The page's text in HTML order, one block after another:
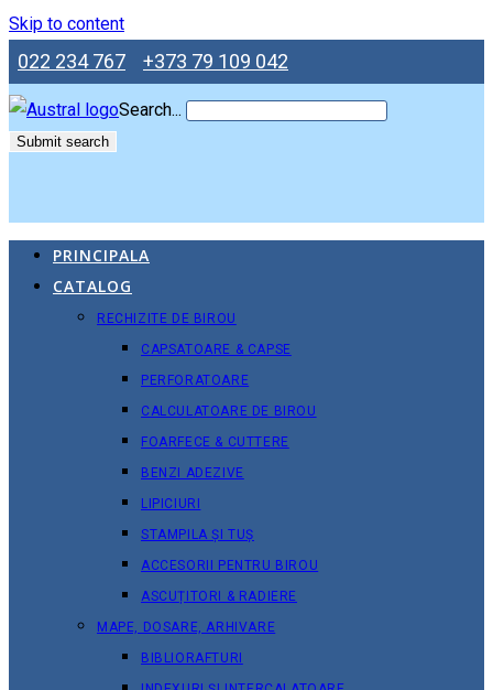
Skip to content
022 234 767 +373 79 109 042
Search...
Submit search
PRINCIPALA
CATALOG
RECHIZITE DE BIROU
CAPSATOARE & CAPSE
PERFORATOARE
CALCULATOARE DE BIROU
FOARFECE & CUTTERE
BENZI ADEZIVE
LIPICIURI
STAMPILA ȘI TUȘ
ACCESORII PENTRU BIROU
ASCUȚITORI & RADIERE
MAPE, DOSARE, ARHIVARE
BIBLIORAFTURI